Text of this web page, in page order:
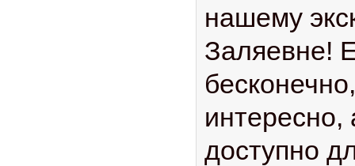
нашему
Заляевне!
интересно,
доступно